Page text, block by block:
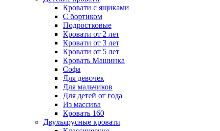
Кровати с ящиками
С бортиком
Подростковые
Кровати от 2 лет
Кровати от 3 лет
Кровати от 5 лет
Кровать Машинка
Софа
Для девочек
Для мальчиков
Для детей от года
Из массива
Кровать 160
Двухъярусные кровати